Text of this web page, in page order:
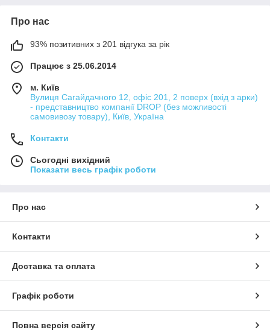
Про нас
93% позитивних з 201 відгука за рік
Працює з 25.06.2014
м. Київ
Вулиця Сагайдачного 12, офіс 201, 2 поверх (вхід з арки)
- представництво компанії DROP (без можливості
самовивозу товару), Київ, Україна
Контакти
Сьогодні вихідний
Показати весь графік роботи
Про нас
Контакти
Доставка та оплата
Графік роботи
Повна версія сайту